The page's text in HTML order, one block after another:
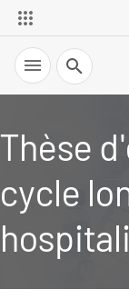
Recherche
Thèse
cycle